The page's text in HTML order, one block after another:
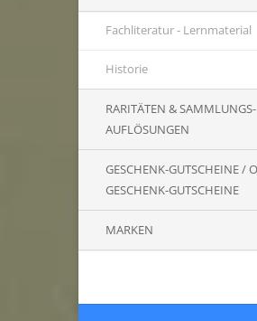
Fachliteratur - Lernmaterial
Historie
RARITÄTEN & SAMMLUNGS-
AUFLÖSUNGEN
GESCHENK-GUTSCHEINE /
GESCHENK-GUTSCHEINE
MARKEN